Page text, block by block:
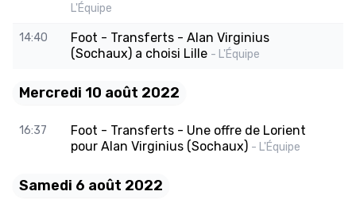
L'Équipe
14:40
Foot - Transferts - Alan Virginius
(Sochaux) a choisi Lille - L'Équipe
Mercredi 10 août 2022
16:37
Foot - Transferts - Une offre de Lorient
pour Alan Virginius (Sochaux) - L'Équipe
Samedi 6 août 2022